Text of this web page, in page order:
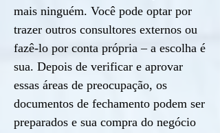
mais ninguém. Você pode optar por
trazer outros consultores externos ou
fazê-lo por conta própria – a escolha é
sua. Depois de verificar e aprovar
essas áreas de preocupação, os
documentos de fechamento podem ser
preparados e sua compra do negócio